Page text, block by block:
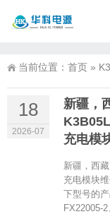
当前位置： 首页 »
18
2026-07
新疆，
充电模
新疆，西
充电模块
下型号的产
FX22005-